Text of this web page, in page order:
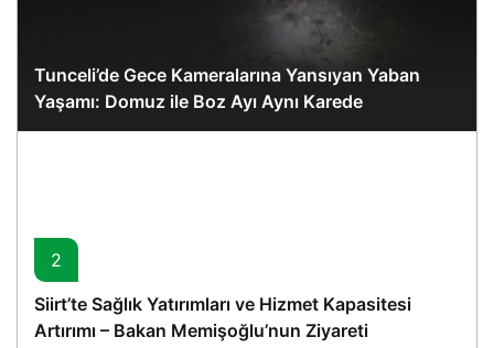
Tunceli’de Gece Kameralarına Yansıyan Yaban
Yaşamı: Domuz ile Boz Ayı Aynı Karede
2
Siirt’te Sağlık Yatırımları ve Hizmet Kapasitesi
Artırımı – Bakan Memişoğlu’nun Ziyareti